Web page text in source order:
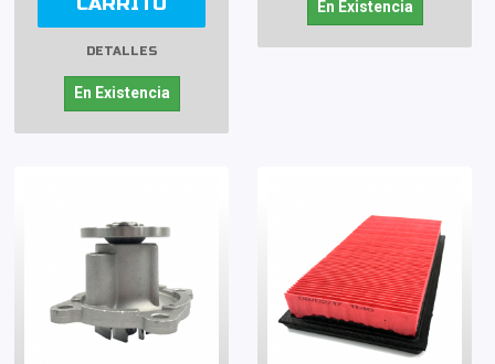
DETALLES
En Existencia
En Existencia